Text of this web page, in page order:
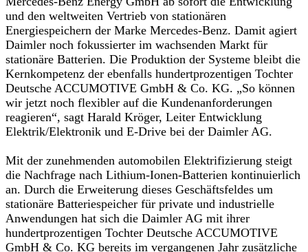
und den weltweiten Vertrieb von stationären
Energiespeichern der Marke Mercedes-Benz. Damit agiert
Daimler noch fokussierter im wachsenden Markt für
stationäre Batterien. Die Produktion der Systeme bleibt die
Kernkompetenz der ebenfalls hundertprozentigen Tochter
Deutsche ACCUMOTIVE GmbH & Co. KG. „So können
wir jetzt noch flexibler auf die Kundenanforderungen
reagieren“, sagt Harald Kröger, Leiter Entwicklung
Elektrik/Elektronik und E-Drive bei der Daimler AG.
Mit der zunehmenden automobilen Elektrifizierung steigt
die Nachfrage nach Lithium-Ionen-Batterien kontinuierlich
an. Durch die Erweiterung dieses Geschäftsfeldes um
stationäre Batteriespeicher für private und industrielle
Anwendungen hat sich die Daimler AG mit ihrer
hundertprozentigen Tochter Deutsche ACCUMOTIVE
GmbH & Co. KG bereits im vergangenen Jahr zusätzliche